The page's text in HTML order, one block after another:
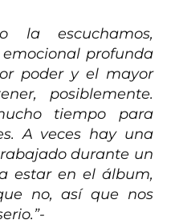
la escuchamos,
profunda
poder y el mayor
posiblemente.
tiempo para
A veces hay una
durante un
estar en el álbum,
no, así que nos